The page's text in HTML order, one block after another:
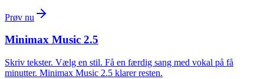
Prøv nu
Minimax Music 2.5
Skriv tekster. Vælg en stil. Få en færdig sang med vokal på få
minutter. Minimax Music 2.5 klarer resten.